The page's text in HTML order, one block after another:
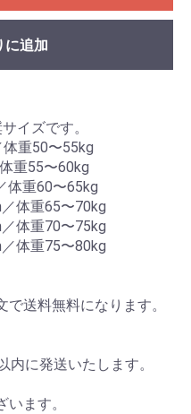
に追加
イズです。
重50〜55kg
重55〜60kg
体重60〜65kg
体重65〜70kg
体重70〜75kg
体重75〜80kg
送料無料になります。
に発送いたします。
ます。